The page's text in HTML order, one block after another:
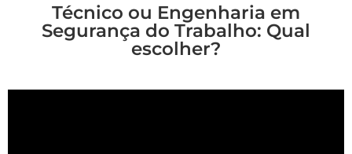
Técnico ou Engenharia em
Segurança do Trabalho: Qual
escolher?